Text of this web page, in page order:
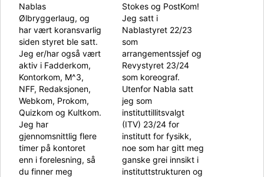
Nablas
Ølbryggerlaug, og
har vært koransvarlig
siden styret ble satt.
Jeg er/har også vært
aktiv i Fadderkom,
Kontorkom, M^3,
NFF, Redaksjonen,
Webkom, Prokom,
Quizkom og Kultkom.
Jeg har
gjennomsnittlig flere
timer på kontoret
enn i forelesning, så
du finner meg
Stokes og PostKom!
Jeg satt i
Nablastyret 22/23
som
arrangementssjef og
Revystyret 23/24
som koreograf.
Utenfor Nabla satt
jeg som
instituttillitsvalgt
(ITV) 23/24 for
institutt for fysikk,
noe som har gitt meg
ganske grei innsikt i
instituttstrukturen og